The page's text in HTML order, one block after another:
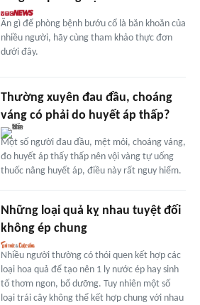
Ăn gì để phòng bệnh bướu cổ là băn khoăn của
nhiều người, hãy cùng tham khảo thực đơn
dưới đây.
Thường xuyên đau đầu, choáng
váng có phải do huyết áp thấp?
Một số người đau đầu, mệt mỏi, choáng váng,
đo huyết áp thấy thấp nên vội vàng tự uống
thuốc nâng huyết áp, điều này rất nguy hiểm.
Những loại quả kỵ nhau tuyệt đối
không ép chung
Nhiều người thường có thói quen kết hợp các
loại hoa quả để tạo nên 1 ly nước ép hay sinh
tố thơm ngon, bổ dưỡng. Tuy nhiên một số
loại trái cây không thể kết hợp chung với nhau